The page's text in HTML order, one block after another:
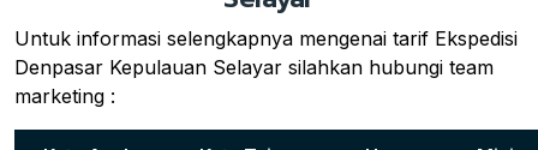
Untuk informasi selengkapnya mengenai tarif Ekspedisi
Denpasar Kepulauan Selayar silahkan hubungi team
marketing :